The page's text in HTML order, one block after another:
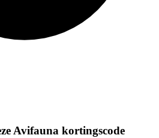
Avifauna kortingscode